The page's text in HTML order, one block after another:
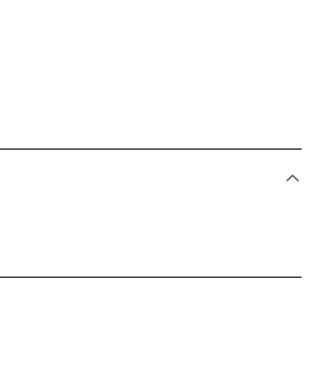
La Frescura.
Con La Durabilidad Y La Ligereza